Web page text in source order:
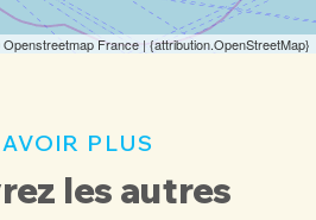
France | {attribution.OpenStreetMap}
PLUS
les autres